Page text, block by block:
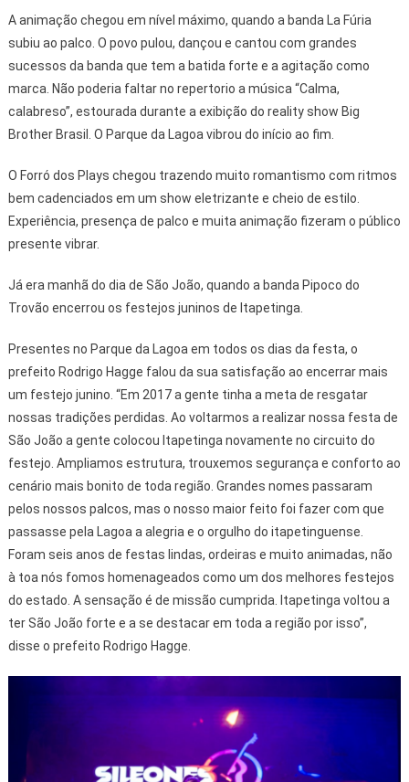
A animação chegou em nível máximo, quando a banda La Fúria
subiu ao palco. O povo pulou, dançou e cantou com grandes
sucessos da banda que tem a batida forte e a agitação como
marca. Não poderia faltar no repertorio a música “Calma,
calabreso”, estourada durante a exibição do reality show Big
Brother Brasil. O Parque da Lagoa vibrou do início ao fim.
O Forró dos Plays chegou trazendo muito romantismo com ritmos
bem cadenciados em um show eletrizante e cheio de estilo.
Experiência, presença de palco e muita animação fizeram o público
presente vibrar.
Já era manhã do dia de São João, quando a banda Pipoco do
Trovão encerrou os festejos juninos de Itapetinga.
Presentes no Parque da Lagoa em todos os dias da festa, o
prefeito Rodrigo Hagge falou da sua satisfação ao encerrar mais
um festejo junino. “Em 2017 a gente tinha a meta de resgatar
nossas tradições perdidas. Ao voltarmos a realizar nossa festa de
São João a gente colocou Itapetinga novamente no circuito do
festejo. Ampliamos estrutura, trouxemos segurança e conforto ao
cenário mais bonito de toda região. Grandes nomes passaram
pelos nossos palcos, mas o nosso maior feito foi fazer com que
passasse pela Lagoa a alegria e o orgulho do itapetinguense.
Foram seis anos de festas lindas, ordeiras e muito animadas, não
à toa nós fomos homenageados como um dos melhores festejos
do estado. A sensação é de missão cumprida. Itapetinga voltou a
ter São João forte e a se destacar em toda a região por isso”,
disse o prefeito Rodrigo Hagge.